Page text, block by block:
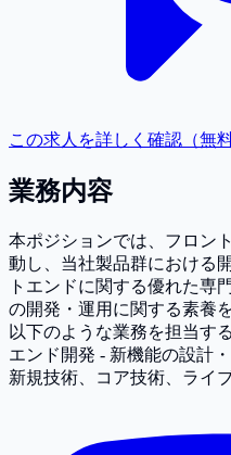
この求人を詳しく確認（無
業務内容
本ポジションでは、フロン
動し、当社製品群における
トエンドに関する優れた専
の開発・運用に関する素養
以下のような業務を担当す
エンド開発 - 新機能の設計
新規技術、コア技術、ライ